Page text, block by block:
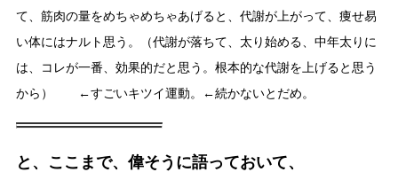
て、筋肉の量をめちゃめちゃあげると、代謝が上がって、痩せ易
い体にはナルト思う。（代謝が落ちて、太り始める、中年太りに
は、コレが一番、効果的だと思う。根本的な代謝を上げると思う
から） ←すごいキツイ運動。←続かないとだめ。
と、ここまで、偉そうに語っておいて、